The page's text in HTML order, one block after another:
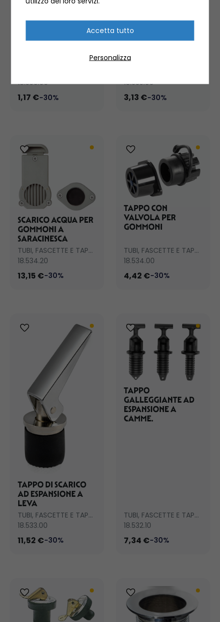
18.536.00
1,17 €-30%
TAPPO DI SCARICO
ACQUA AD
IN NYLON
18.535.00
3,13 €-30%
SCARICO ACQUA PER
GOMMONI A
SARACINESCA
TUBI, FASCETTE E TAPPI SCARICO
18.534.20
13,15 €-30%
TAPPO CON
VALVOLA PER
GOMMONI
TUBI, FASCETTE E TAPPI SCARICO
18.534.00
4,42 €-30%
TAPPO DI SCARICO
AD ESPANSIONE A
LEVA
TUBI, FASCETTE E TAPPI SCARICO
18.533.00
11,52 €-30%
TAPPO
GALLEGGIANTE AD
ESPANSIONE A
CAMME.
TUBI, FASCETTE E TAPPI SCARICO
18.532.10
7,34 €-30%
Personalizza
Accetta tutto